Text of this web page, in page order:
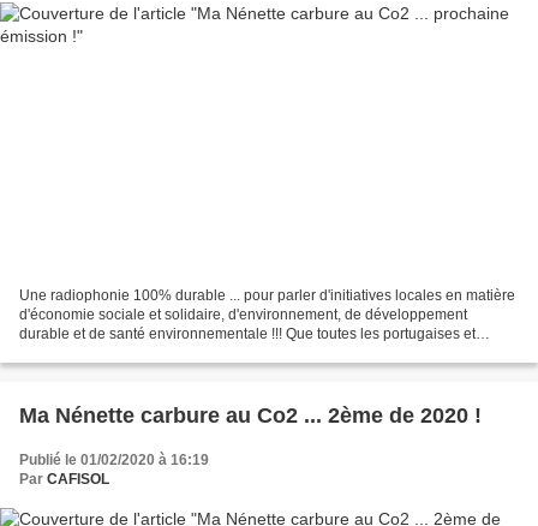
Une radiophonie 100% durable ... pour parler d'initiatives locales en matière
d'économie sociale et solidaire, d'environnement, de développement
durable et de santé environnementale !!! Que toutes les portugaises et
Ma Nénette carbure au Co2 ... 2ème de 2020 !
Publié le 01/02/2020 à 16:19
Par CAFISOL